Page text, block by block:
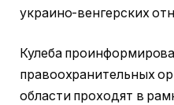
украино-венгерских
Кулеба
правоохранительных
области проходят в